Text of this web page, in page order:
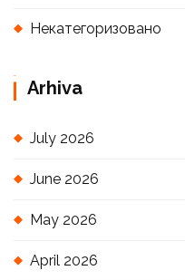
Некатегоризовано
Arhiva
July 2026
June 2026
May 2026
April 2026